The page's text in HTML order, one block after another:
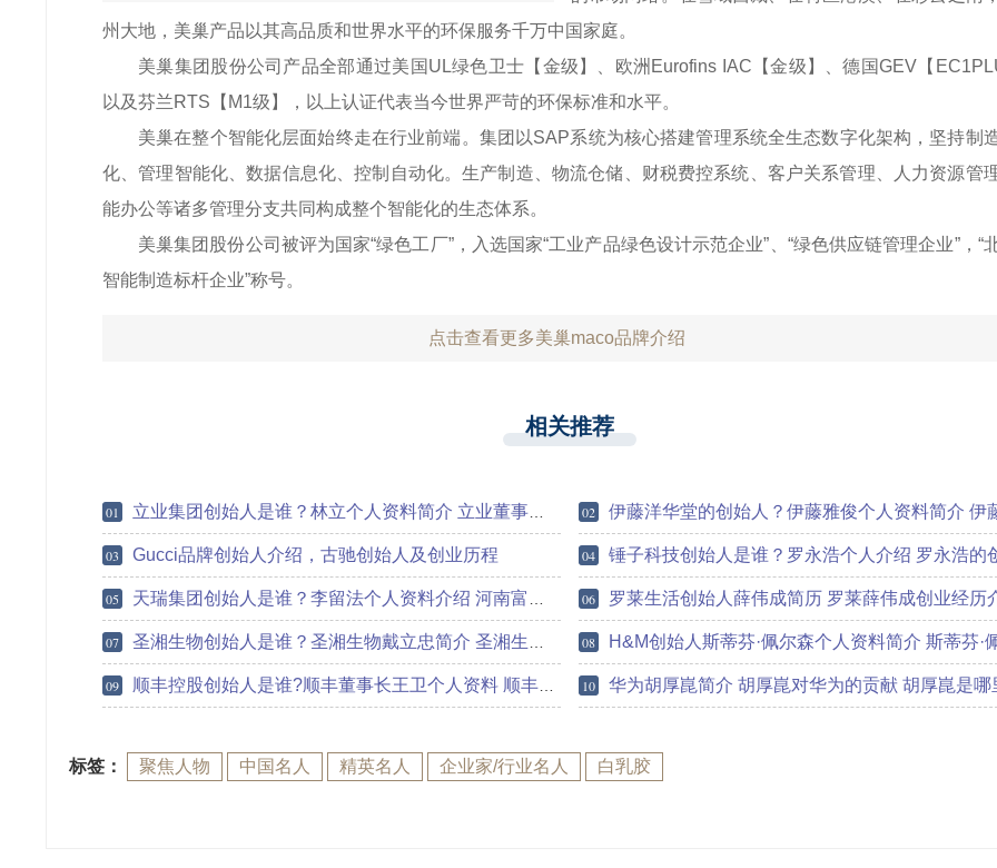
州大地，美巢产品以其高品质和世界水平的环保服务千万中国家庭。
美巢集团股份公司产品全部通过美国UL绿色卫士【金级】、欧洲Eurofins IAC【金级】、德国GEV【
以及芬兰RTS【M1级】，以上认证代表当今世界严苛的环保标准和水平。
美巢在整个智能化层面始终走在行业前端。集团以SAP系统为核心搭建管理系统全生态数字化架构，坚持制
化、管理智能化、数据信息化、控制自动化。生产制造、物流仓储、财税费控系统、客户关系管理、人力资源管
能办公等诸多管理分支共同构成整个智能化的生态体系。
美巢集团股份公司被评为国家“绿色工厂”，入选国家“工业产品绿色设计示范企业”、“绿色供应链管理企业”，“
智能制造标杆企业”称号。
点击查看更多美巢maco品牌介绍
相关推荐
01 立业集团创始人是谁？林立个人资料简介 立业董事长林立身价排名 02 伊藤洋华堂的创始人？伊藤雅俊个人资料简介 伊藤雅俊的成
03 Gucci品牌创始人介绍，古驰创始人及创业历程 04 锤子科技创始人是谁？罗永浩个人介绍 罗永浩的创业
05 天瑞集团创始人是谁？李留法个人资料介绍 河南富豪李留法身价多少 06 罗莱生活创始人薛伟成简历 罗莱薛伟成创业经历
07 圣湘生物创始人是谁？圣湘生物戴立忠简介 圣湘生物戴立忠的成就 08 H&M创始人斯蒂芬·佩尔森个人资料简介 斯蒂芬·佩尔森的成就和
09 顺丰控股创始人是谁?顺丰董事长王卫个人资料 顺丰王卫发家史 10 华为胡厚崑简介 胡厚崑对华为的贡献 胡厚崑是哪
标签： 聚焦人物 中国名人 精英名人 企业家/行业名人 白乳胶